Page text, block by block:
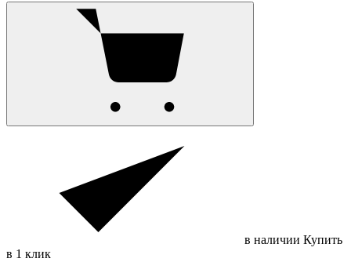
в наличии Купить
в 1 клик